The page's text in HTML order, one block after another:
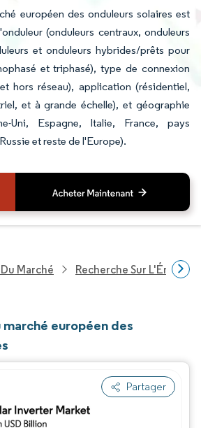
européen des onduleurs solaires est
(onduleurs centraux, onduleurs
et onduleurs hybrides/prêts pour
et triphasé), type de connexion
hors réseau), application (résidentiel,
et à grande échelle), et géographie
Uni, Espagne, Italie, France, pays
et reste de l'Europe).
Marché Recherche Sur
européen des
Partager